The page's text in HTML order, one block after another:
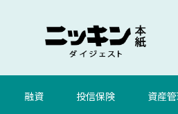
融資 投信保険 資産